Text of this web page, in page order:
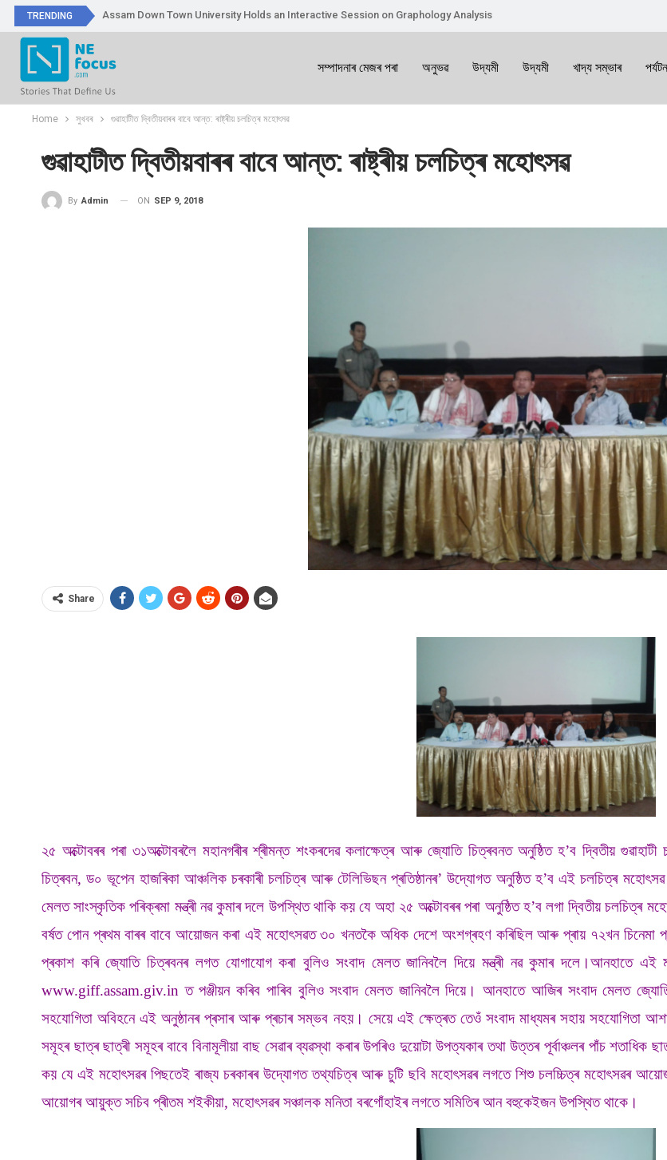
TRENDING Assam Down Town University Holds an Interactive Session on Graphology Analysis
সম্পাদনাৰ মেজৰ পৰা অনুভৱ উদ্যমী উদ্যমী খাদ্য সম্ভাৰ পৰ্যটন
Home সুখবৰ গুৱাহাটীত দ্বিতীয়বাৰৰ বাবে আন্ত: ৰাষ্ট্ৰীয় চলচিত্ৰ মহোৎসৱ
গুৱাহাটীত দ্বিতীয়বাৰৰ বাবে আন্ত: ৰাষ্ট্ৰীয় চলচিত্ৰ মহোৎসৱ
By Admin ON SEP 9, 2018
Share
২৫ অক্টোবৰৰ পৰা ৩১অক্টোবৰলৈ মহানগৰীৰ শ্ৰীমন্ত শংকৰদেৱ কলাক্ষেত্ৰ আৰু জ্যোতি চিত্ৰবনত অনুষ্ঠিত হ’ব দ্বিতীয়
চিত্ৰবন, ড০ ভূপেন হাজৰিকা আঞ্চলিক চৰকাৰী চলচিত্ৰ আৰু টেলিভিছন প্ৰতিষ্ঠানৰ’ উদ্যোগত অনুষ্ঠিত হ’ব এই চলচিত্ৰ
মেলত সাংস্কৃতিক পৰিক্ৰমা মন্ত্ৰী নৱ কুমাৰ দলে উপস্থিত থাকি কয় যে অহা ২৫ অক্টোবৰৰ পৰা অনুষ্ঠিত হ’ব লগা দ্বিতীয় চলচিত্ৰ
বৰ্ষত পোন প্ৰথম বাৰৰ বাবে আয়োজন কৰা এই মহোৎসৱত ৩০ খনতকৈ অধিক দেশে অংশগ্ৰহণ কৰিছিল আৰু প্ৰায় ৭২খন চিনেমা
প্ৰকাশ কৰি জ্যোতি চিত্ৰবনৰ লগত যোগাযোগ কৰা বুলিও সংবাদ মেলত জানিবলৈ দিয়ে মন্ত্ৰী নৱ কুমাৰ দলে।আনহাতে
www.giff.assam.giv.in ত পঞ্জীয়ন কৰিব পাৰিব বুলিও সংবাদ মেলত জানিবলৈ দিয়ে। আনহাতে আজিৰ সংবাদ মেলত জ্যোতি
সহযোগিতা অবিহনে এই অনুষ্ঠানৰ প্ৰসাৰ আৰু প্ৰচাৰ সম্ভব নহয়। সেয়ে এই ক্ষেত্ৰত তেওঁ সংবাদ মাধ্যমৰ সহায় সহযোগিতা
সমূহৰ ছাত্ৰ ছাত্ৰী সমূহৰ বাবে বিনামূলীয়া বাছ সেৱাৰ ব্যৱস্থা কৰাৰ উপৰিও দুয়োটা উপত্যকাৰ তথা উত্তৰ পূৰ্বাঞ্চলৰ পাঁচ শতাধিক
কয় যে এই মহোৎসৱৰ পিছতেই ৰাজ্য চৰকাৰৰ উদ্যোগত তথ্যচিত্ৰ আৰু চুটি ছবি মহোৎসৱৰ লগতে শিশু চলচ্চিত্ৰ মহোৎসৱৰ
আয়োগৰ আয়ুক্ত সচিব প্ৰীতম শইকীয়া, মহোৎসৱৰ সঞ্চালক মনিতা বৰগোঁহাইৰ লগতে সমিতিৰ আন বহুকেইজন উপস্থিত থাকে।